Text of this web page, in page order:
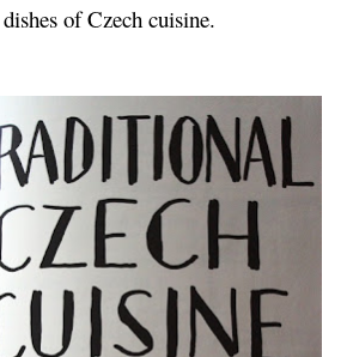
of Czech cuisine.